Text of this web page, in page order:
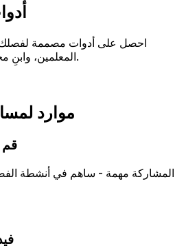
احصل على أدوات مصممة لفصلك.
المعلمين، وابنِ مجتمع المدرسة ليصبح أقوى.
موارد
قم
المشاركة مهمة - ساهم في أنشطة